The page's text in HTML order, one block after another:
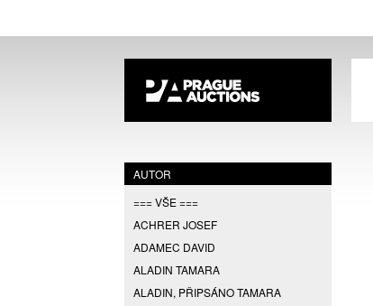
AUTOR
=== VŠE ===
ACHRER JOSEF
ADAMEC DAVID
ALADIN TAMARA
ALADIN, PŘIPSÁNO TAMARA